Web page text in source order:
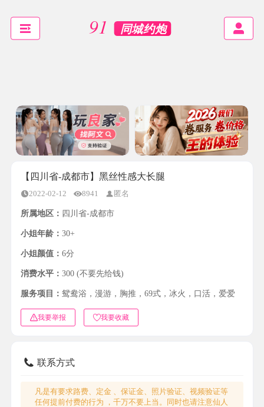
【四川省-成都市】黑丝性感大长腿
2022-02-12 8941 匿名
所属地区： 四川省-成都市
小姐年龄： 30+
小姐颜值： 6分
消费水平： 300 (不要先给钱)
服务项目： 鸳鸯浴，漫游，胸推，69式，冰火，口活，爱爱
我要举报 我要收藏
联系方式
凡是有要求路费、定金 、保证金、照片验证、视频验证等
任何提前付费的行为 ，千万不要上当。同时也请注意仙人